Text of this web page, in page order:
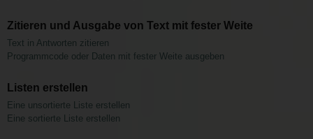
Zitieren und Ausgabe von Text mit fester Weite
Text in Antworten zitieren
Programmcode oder Daten mit fester Weite ausgeben
Listen erstellen
Eine unsortierte Liste erstellen
Eine sortierte Liste erstellen